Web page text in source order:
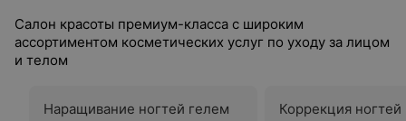
Салон красоты премиум-класса с широким
ассортиментом косметических услуг по уходу за лицом
и телом
Наращивание ногтей гелем
Коррекция